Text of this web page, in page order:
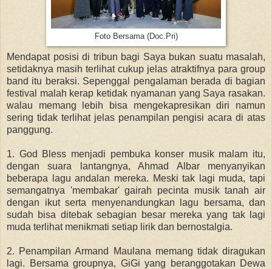
Foto Bersama (Doc.Pri)
Mendapat posisi di tribun bagi Saya bukan suatu masalah,
setidaknya masih terlihat cukup jelas atraktifnya para group
band itu beraksi. Sepenggal pengalaman berada di bagian
festival malah kerap ketidak nyamanan yang Saya rasakan.
walau memang lebih bisa mengekapresikan diri namun
sering tidak terlihat jelas penampilan pengisi acara di atas
panggung.
1. God Bless menjadi pembuka konser musik malam itu,
dengan suara lantangnya, Ahmad Albar menyanyikan
beberapa lagu andalan mereka. Meski tak lagi muda, tapi
semangatnya 'membakar' gairah pecinta musik tanah air
dengan ikut serta menyenandungkan lagu bersama, dan
sudah bisa ditebak sebagian besar mereka yang tak lagi
muda terlihat menikmati setiap lirik dan bernostalgia.
2. Penampilan Armand Maulana memang tidak diragukan
lagi. Bersama groupnya, GiGi yang beranggotakan Dewa